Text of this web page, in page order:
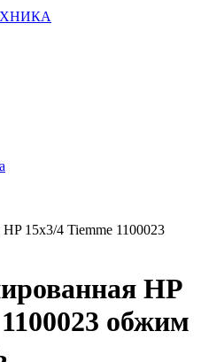
15x3/4 Tiemme 1100023
HP
обжим